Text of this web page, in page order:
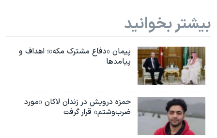
بیشتر بخوانید
پیمان «دفاع مشترک مکه»؛ اهداف و
پیامدها
حمزه درویش در زندان لاکان «مورد
ضرب‌وشتم» قرار گرفت